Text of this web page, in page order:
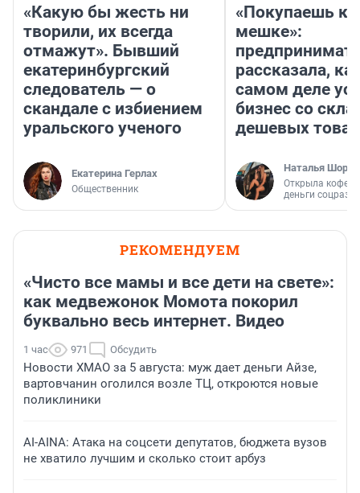
«Какую бы жесть ни
творили, их всегда
отмажут». Бывший
екатеринбургский
следователь — о
скандале с избиением
уральского ученого
Екатерина Герлах
Общественник
«Покупаешь
мешке»:
рассказала,
самом деле
бизнес со
дешевых
Наталья
Открыла
деньги
РЕКОМЕНДУЕМ
«Чисто все мамы и все дети на свете»:
как медвежонок Момота покорил
буквально весь интернет. Видео
1 час 971 Обсудить
Новости ХМАО за 5 августа: муж дает деньги Айзе,
вартовчанин оголился возле ТЦ, откроются новые
поликлиники
AI-AINA: Атака на соцсети депутатов, бюджета вузов
не хватило лучшим и сколько стоит арбуз